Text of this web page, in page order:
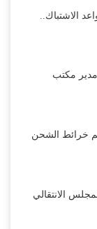
الإمارات
تَبْقَى صَنْعَاء
الاشتباك..
مكتب
خرائط الشحن
الانتقالي